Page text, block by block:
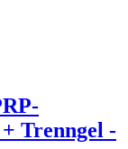
Trenngel -